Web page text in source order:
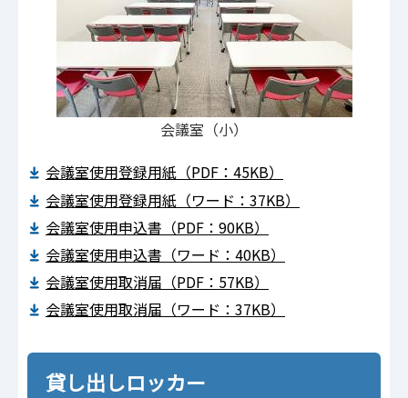
会議室（小）
会議室使用登録用紙（PDF：45KB）
会議室使用登録用紙（ワード：37KB）
会議室使用申込書（PDF：90KB）
会議室使用申込書（ワード：40KB）
会議室使用取消届（PDF：57KB）
会議室使用取消届（ワード：37KB）
貸し出しロッカー